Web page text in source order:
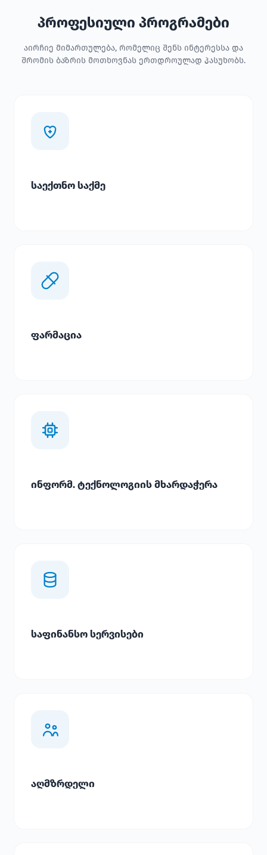
პროფესიული პროგრამები
აირჩიე მიმართულება, რომელიც შენს ინტერესსა და
შრომის ბაზრის მოთხოვნას ერთდროულად პასუხობს.
საექთნო საქმე
ფარმაცია
ინფორმ. ტექნოლოგიის მხარდაჭერა
საფინანსო სერვისები
აღმზრდელი